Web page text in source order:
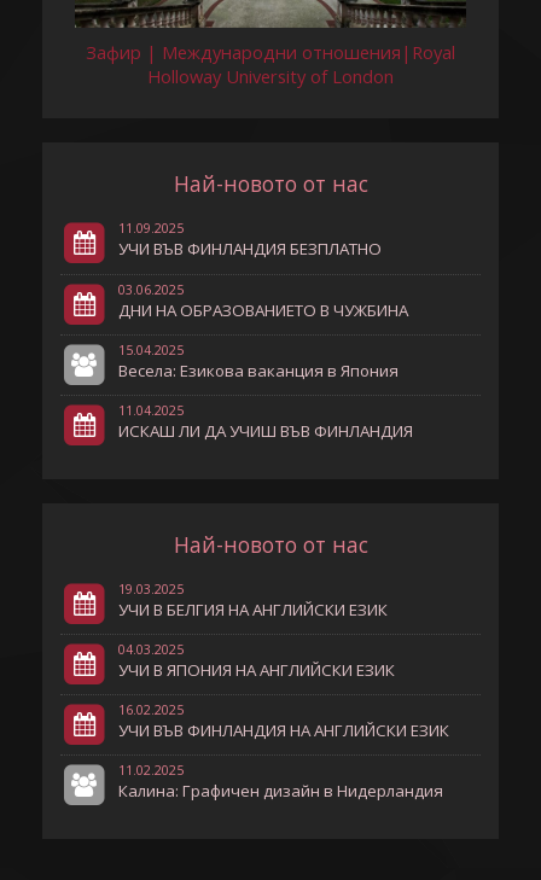
Зафир | Международни отношения|Royal
Holloway University of London
Най-новото от нас
11.09.2025
УЧИ ВЪВ ФИНЛАНДИЯ БЕЗПЛАТНО
03.06.2025
ДНИ НА ОБРАЗОВАНИЕТО В ЧУЖБИНА
15.04.2025
Весела: Езикова ваканция в Япония
11.04.2025
ИСКАШ ЛИ ДА УЧИШ ВЪВ ФИНЛАНДИЯ
Най-новото от нас
19.03.2025
УЧИ В БЕЛГИЯ НА АНГЛИЙСКИ ЕЗИК
04.03.2025
УЧИ В ЯПОНИЯ НА АНГЛИЙСКИ ЕЗИК
16.02.2025
УЧИ ВЪВ ФИНЛАНДИЯ НА АНГЛИЙСКИ ЕЗИК
11.02.2025
Калина: Графичен дизайн в Нидерландия